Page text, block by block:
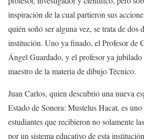
inspiración de la cual partieron sus
quién soñó ser alguna vez, se trata de dos
institución. Uno ya finado, el Profesor de
Ángel Guardado, y el profesor ya
maestro de la materia de dibujo Técnico.
Juan Carlos, quien descubrió una nueva
Estado de Sonora: Mustelus Hacat, es
estudiantes que recibieron no solamente
por un sistema educativo de esta